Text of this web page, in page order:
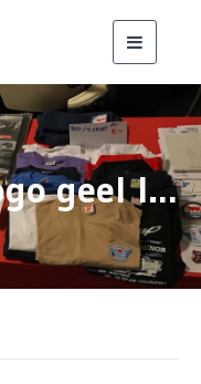
Sleutelhanger logo geel letters